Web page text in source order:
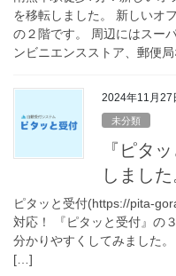
を移転しました。 新しいオ
の２階です。 周辺にはスー
ンビニエンスストア、郵便
2024年11月27
未分類
『ピタ
しました
ピタッと受付(https://pita-
対応！ 『ピタッと受付』の
分かりやすくしてみました
[…]